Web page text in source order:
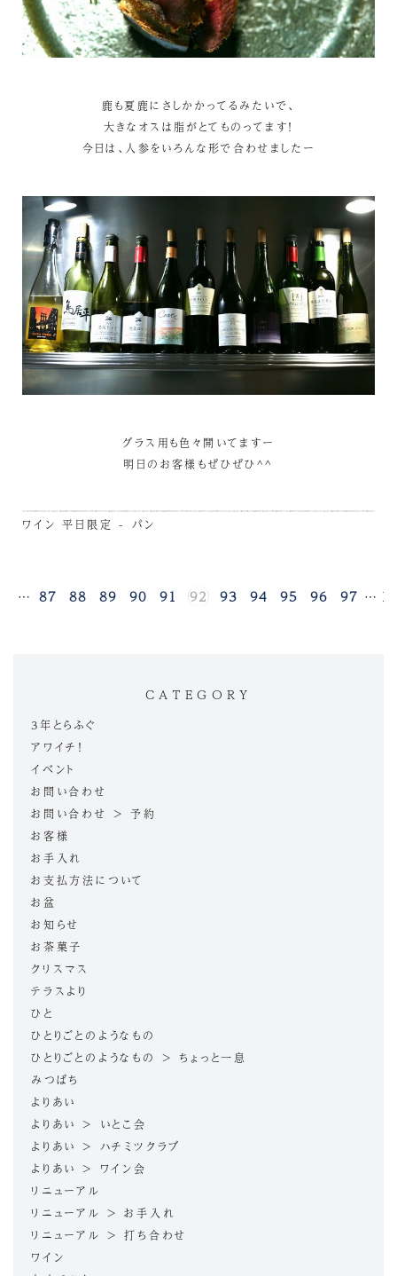
鹿も夏鹿にさしかかってるみたいで、
大きなオスは脂がとてものってます！
今日は、人参をいろんな形で合わせましたー
グラス用も色々開いてますー
明日のお客様もぜひぜひ^^
ワイン 平日限定 - パン
… 87 88 89 90 91 92 93 94 95 96 97 …
CATEGORY
3年とらふぐ
アワイチ！
イベント
お問い合わせ
お問い合わせ > 予約
お客様
お手入れ
お支払方法について
お盆
お知らせ
お茶菓子
クリスマス
テラスより
ひと
ひとりごとのようなもの
ひとりごとのようなもの > ちょっと一息
みつばち
よりあい
よりあい > いとこ会
よりあい > ハチミツクラブ
よりあい > ワイン会
リニューアル
リニューアル > お手入れ
リニューアル > 打ち合わせ
ワイン